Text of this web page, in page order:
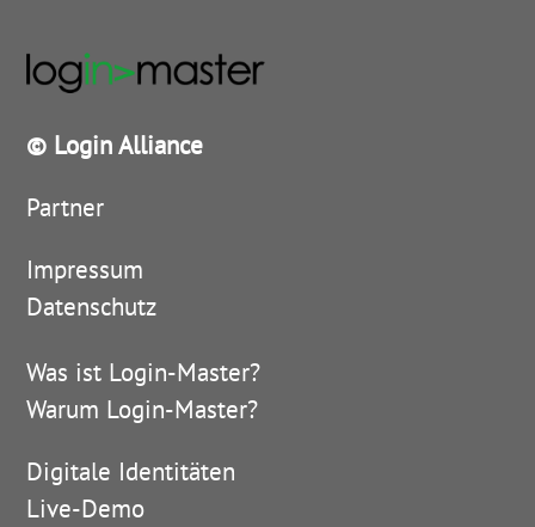
© Login Alliance
Partner
Impressum
Datenschutz
Was ist Login-Master?
Warum Login-Master?
Digitale Identitäten
Live-Demo